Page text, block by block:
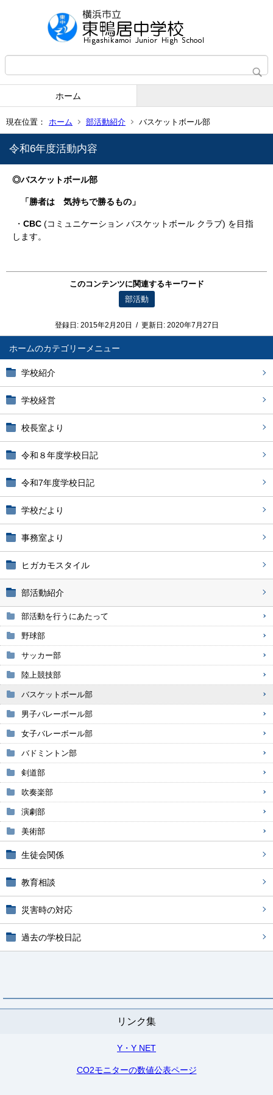
ホーム
現在位置： ホーム 部活動紹介 バスケットボール部
ホーム
学校紹介
学校経営
校長室より
令和８年度学校日記
令和7年度学校日記
学校だより
事務室より
ヒガカモスタイル
部活動紹介
部活動を行うにあたって
野球部
サッカー部
陸上競技部
バスケットボール部
男子バレーボール部
女子バレーボール部
バドミントン部
剣道部
吹奏楽部
演劇部
美術部
生徒会関係
教育相談
災害時の対応
過去の学校日記
リンク集
Y・Y NET
CO2モニターの数値公表ページ
令和6年度活動内容
◎バスケットボール部
「勝者は 気持ちで勝るもの」
・ CBC (コミュニケーション バスケットボール クラブ) を目指
します。
このコンテンツに関連するキーワード
部活動
登録日: 2015年2月20日 / 更新日: 2020年7月27日